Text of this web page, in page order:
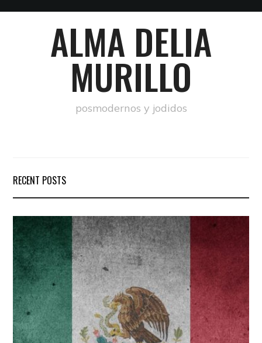
ALMA DELIA
MURILLO
posmodernos y jodidos
RECENT POSTS